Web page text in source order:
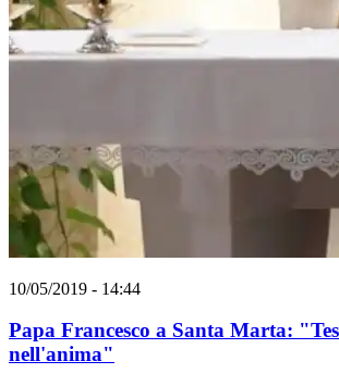
10/05/2019 - 14:44
Papa Francesco a Santa Marta:
nell'anima"